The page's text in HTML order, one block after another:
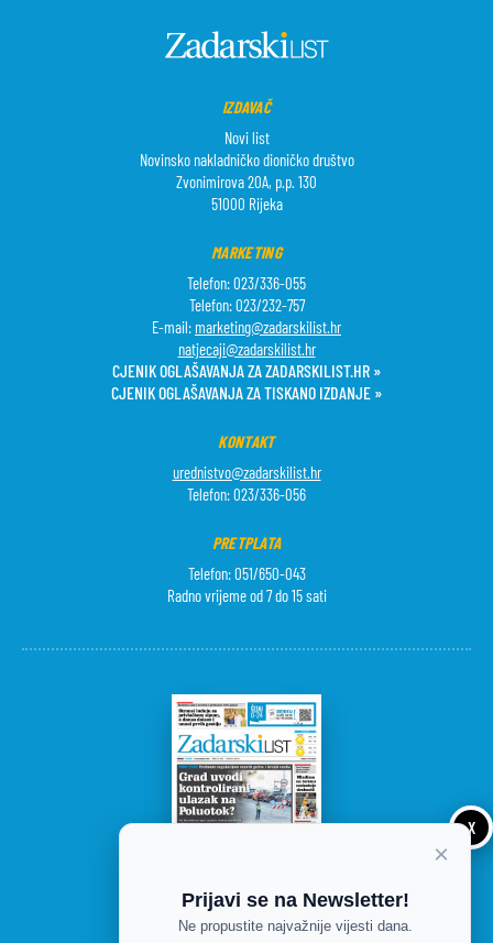
IZDAVAČ
Novi list
Novinsko nakladničko dioničko društvo
Zvonimirova 20A, p.p. 130
51000 Rijeka
MARKETING
Telefon: 023/336-055
Telefon: 023/232-757
E-mail: marketing@zadarskilist.hr
natjecaji@zadarskilist.hr
CJENIK OGLAŠAVANJA ZA ZADARSKILIST.HR »
CJENIK OGLAŠAVANJA ZA TISKANO IZDANJE »
KONTAKT
urednistvo@zadarskilist.hr
Telefon: 023/336-056
PRETPLATA
Telefon: 051/650-043
Radno vrijeme od 7 do 15 sati
X
×
Prijavi se na Newsletter!
Ne propustite najvažnije vijesti dana.